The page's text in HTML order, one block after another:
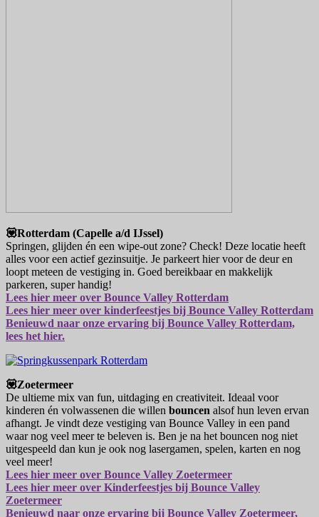
💟Rotterdam (Capelle a/d IJssel)
Springen, glijden én een wipe-out zone? Check! Deze locatie heeft
alles voor een actief gezinsuitje. Je parkeert hier voor de deur en
loopt meteen de vestiging in. Goed bereikbaar en makkelijk
parkeren, super handig!
Lees hier meer over Bounce Valley Rotterdam
Lees hier meer over kinderfeestjes bij Bounce Valley Rotterdam
Benieuwd naar onze ervaring bij Bounce Valley Rotterdam,
lees het hier.
💟Zoetermeer
De ultieme mix van fun, uitdaging en creativiteit. Ideaal voor
kinderen én volwassenen die willen bouncen alsof hun leven ervan
afhangt. Je vindt deze vestiging van Bounce Valley in een pand
waar nog veel meer te beleven is. Ben je na het bouncen nog niet
uitgespeeld dan kun je ook nog lasergamen, spelen, karten en nog
veel meer!
Lees hier meer over Bounce Valley Zoetermeer
Lees hier meer over Kinderfeestjes bij Bounce Valley
Zoetermeer
Benieuwd naar onze ervaring bij Bounce Valley Zoetermeer,